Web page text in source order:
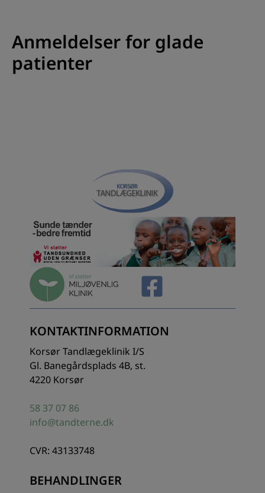
Anmeldelser for glade
patienter
KONTAKTINFORMATION
Korsør Tandlægeklinik I/S
Gl. Banegårdsplads 4B, st.
4220 Korsør
58 37 07 86
info@tandterne.dk
CVR: 43133748
BEHANDLINGER